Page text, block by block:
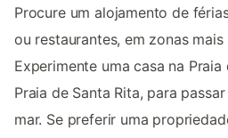
Procure um alojamento de
ou restaurantes, em zonas
Experimente uma casa na
Praia de Santa Rita, para
mar. Se preferir uma